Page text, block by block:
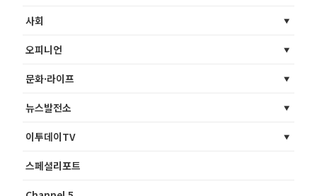
사회
오피니언
문화·라이프
뉴스발전소
이투데이TV
스페셜리포트